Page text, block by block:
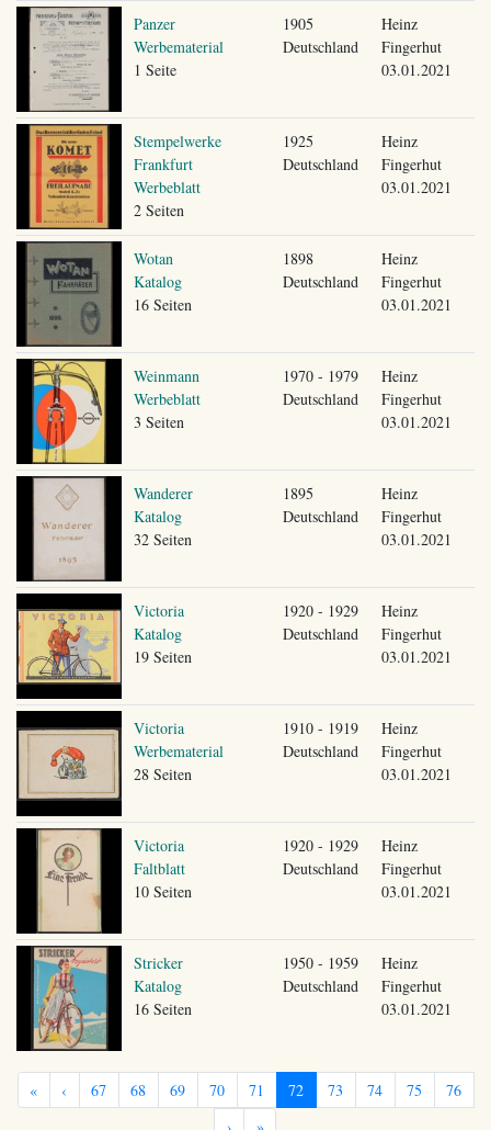
Panzer
Werbematerial
1 Seite
1905
Deutschland
Heinz
Fingerhut
03.01.2021
Stempelwerke
Frankfurt
Werbeblatt
2 Seiten
1925
Deutschland
Heinz
Fingerhut
03.01.2021
Wotan
Katalog
16 Seiten
1898
Deutschland
Heinz
Fingerhut
03.01.2021
Weinmann
Werbeblatt
3 Seiten
1970 - 1979
Deutschland
Heinz
Fingerhut
03.01.2021
Wanderer
Katalog
32 Seiten
1895
Deutschland
Heinz
Fingerhut
03.01.2021
Victoria
Katalog
19 Seiten
1920 - 1929
Deutschland
Heinz
Fingerhut
03.01.2021
Victoria
Werbematerial
28 Seiten
1910 - 1919
Deutschland
Heinz
Fingerhut
03.01.2021
Victoria
Faltblatt
10 Seiten
1920 - 1929
Deutschland
Heinz
Fingerhut
03.01.2021
Stricker
Katalog
16 Seiten
1950 - 1959
Deutschland
Heinz
Fingerhut
03.01.2021
« ‹ 67 68 69 70 71 72 73 74 75
76
›
»